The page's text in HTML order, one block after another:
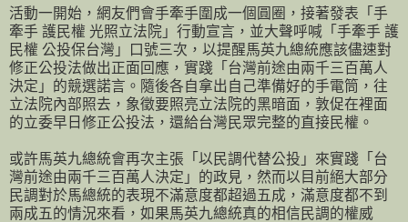
活動一開始，網友們會手牽手圍成一個圓圈，接著發表「手
牽手 護民權 光照立法院」行動宣言，並大聲呼喊「手牽手 護
民權 公投保台灣」口號三次，以提醒馬英九總統應該儘速對
修正公投法做出正面回應，實踐「台灣前途由兩千三百萬人
決定」的競選諾言。隨後各自拿出自己準備好的手電筒，往
立法院內部照去，象徵要照亮立法院的黑暗面，敦促在裡面
的立委早日修正公投法，還給台灣民眾完整的直接民權。
或許馬英九總統會再次主張「以民調代替公投」來實踐「台
灣前途由兩千三百萬人決定」的政見，然而以目前絕大部分
民調對於馬總統的表現不滿意度都超過五成，滿意度都不到
兩成五的情況來看，如果馬英九總統真的相信民調的權威